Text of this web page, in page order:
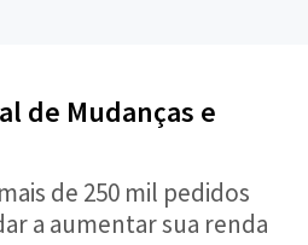
de Mudanças e
de 250 mil pedidos
a aumentar sua renda